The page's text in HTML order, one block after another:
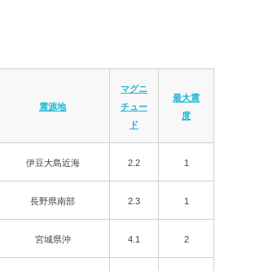
震源地
マグニ
チュー
ド
最大震
度
伊豆大島近海 2.2 1
長野県南部 2.3 1
宮城県沖 4.1 2